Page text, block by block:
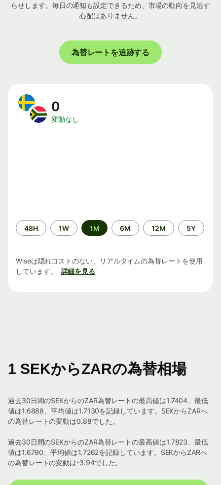
らせします。毎日の通知も設定できるため、市場の動向を見逃す
心配はありません。
為替レートを追跡する
0
変動なし
期
間
48H 1W 1M 6M 12M 5Y
Wiseは隠れコストのない、リアルタイムの為替レートを使用
しています。
詳細を見る
1 SEKからZARの為替相場
過去30日間のSEKからのZAR為替レートの最高値は1.7404、最低
値は1.6888、平均値は1.7130を記録しています。SEKからZARへ
の為替レートの変動は0.88でした。
過去30日間のSEKからのZAR為替レートの最高値は1.7823、最低
値は1.6790、平均値は1.7262を記録しています。SEKからZARへ
の為替レートの変動は-3.94でした。